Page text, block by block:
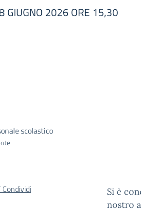
GIUGNO 2026 ORE 15,30
scolastico
Si è
nostro